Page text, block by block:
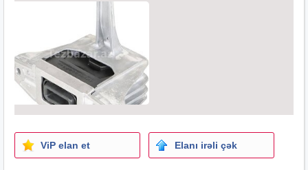
ViP elan et Elanı irəli çək